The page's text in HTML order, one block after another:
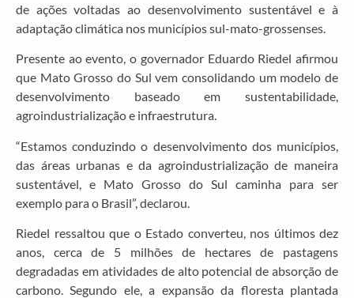
de ações voltadas ao desenvolvimento sustentável e à
adaptação climática nos municípios sul-mato-grossenses.
Presente ao evento, o governador Eduardo Riedel afirmou
que Mato Grosso do Sul vem consolidando um modelo de
desenvolvimento baseado em sustentabilidade,
agroindustrialização e infraestrutura.
“Estamos conduzindo o desenvolvimento dos municípios,
das áreas urbanas e da agroindustrialização de maneira
sustentável, e Mato Grosso do Sul caminha para ser
exemplo para o Brasil”, declarou.
Riedel ressaltou que o Estado converteu, nos últimos dez
anos, cerca de 5 milhões de hectares de pastagens
degradadas em atividades de alto potencial de absorção de
carbono. Segundo ele, a expansão da floresta plantada